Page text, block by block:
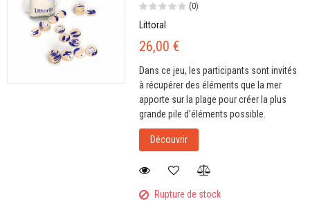
(0)
Littoral
26,00 €
Dans ce jeu, les participants sont invités
à récupérer des éléments que la mer
apporte sur la plage pour créer la plus
grande pile d’éléments possible.
Découvrir
Rupture de stock